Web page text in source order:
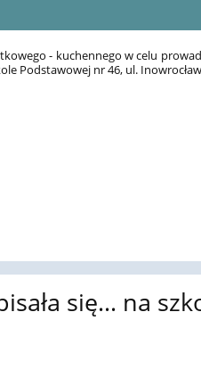
- kuchennego w celu
Podstawowej nr 46, ul.
się… na